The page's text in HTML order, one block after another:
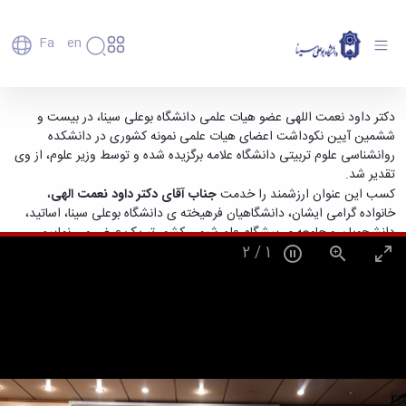
Fa En
دانشگاه
تاریخچه
و
معرفی
برنامه
راهبردی
دانشگاه
نقشه
دانشگاه
و
پشتیبانی
اعضای
هیأت
علمی
کارکنان
دانشجویان
فارغ
التحصیلان
دانشکده‌ها
پردیس
اصلی
نفت
علوم
ارتباط
Now
کسب عنوان استاد نمونه ی کشوری توسط استاد
دانشکده ی شیمی دانشگاه بوعلی سینا - دانشگاه
بوعلی سینا همدان
دکتر داود نعمت اللهی عضو هیات علمی دانشگاه بوعلی سینا، در بیست و
ششمین آیین نکوداشت اعضای هیات علمی نمونه کشوری در دانشکده
روانشناسی علوم تربیتی دانشگاه علامه برگزیده شده و توسط وزیر علوم، از وی
تقدیر شد.
کسب این عنوان ارزشمند را خدمتجناب آقای دکتر داود نعمت الهی،
خانواده گرامی ایشان، دانشگاهیان فرهیخته ی دانشگاه بوعلی سینا، اساتید،
دانشجویان و جامعه ی پیشگام علم شیمی کشور تبریک عرض می نماییم.
2
/
2